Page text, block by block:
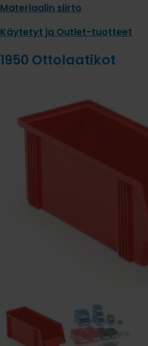
Materiaalin siirto
Käytetyt ja Outlet-tuotteet
1950 Ottolaatikot